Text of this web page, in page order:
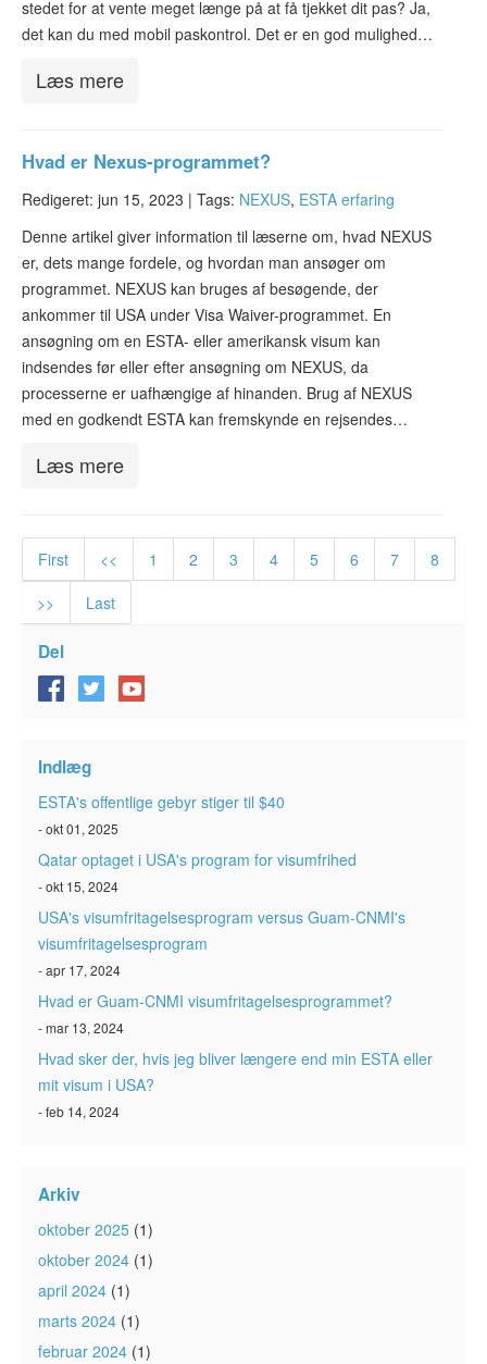
stedet for at vente meget længe på at få tjekket dit pas? Ja,
det kan du med mobil paskontrol. Det er en god mulighed…
Læs mere
Hvad er Nexus-programmet?
Redigeret: jun 15, 2023 | Tags: NEXUS, ESTA erfaring
Denne artikel giver information til læserne om, hvad NEXUS
er, dets mange fordele, og hvordan man ansøger om
programmet. NEXUS kan bruges af besøgende, der
ankommer til USA under Visa Waiver-programmet. En
ansøgning om en ESTA- eller amerikansk visum kan
indsendes før eller efter ansøgning om NEXUS, da
processerne er uafhængige af hinanden. Brug af NEXUS
med en godkendt ESTA kan fremskynde en rejsendes…
Læs mere
First << 1 2 3 4 5 6 7
8
>>
Last
Del
Indlæg
ESTA's offentlige gebyr stiger til $40
- okt 01, 2025
Qatar optaget i USA's program for visumfrihed
- okt 15, 2024
USA's visumfritagelsesprogram versus Guam-CNMI's
visumfritagelsesprogram
- apr 17, 2024
Hvad er Guam-CNMI visumfritagelsesprogrammet?
- mar 13, 2024
Hvad sker der, hvis jeg bliver længere end min ESTA eller
mit visum i USA?
- feb 14, 2024
Arkiv
oktober 2025 (1)
oktober 2024 (1)
april 2024 (1)
marts 2024 (1)
februar 2024 (1)